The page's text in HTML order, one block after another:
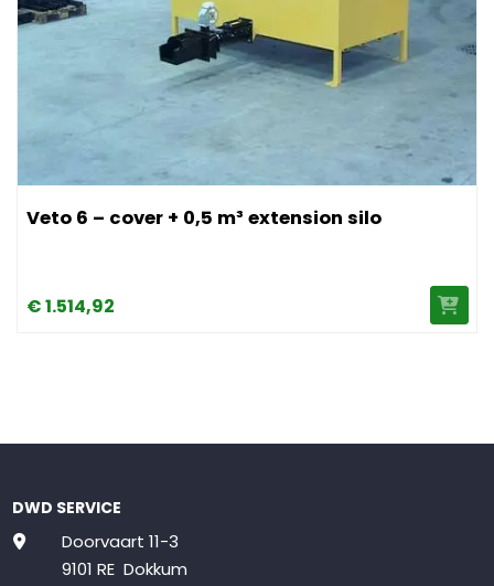
Veto 6 – cover + 0,5 m³ extension silo
€1.514,92
DWD SERVICE
Doorvaart 11-3
9101 RE Dokkum